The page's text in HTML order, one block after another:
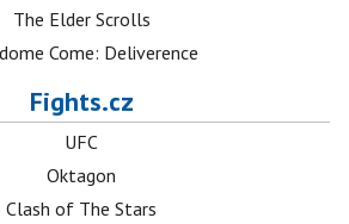
The Elder Scrolls
Come: Deliverence
Fights.cz
UFC
Oktagon
Clash of The Stars